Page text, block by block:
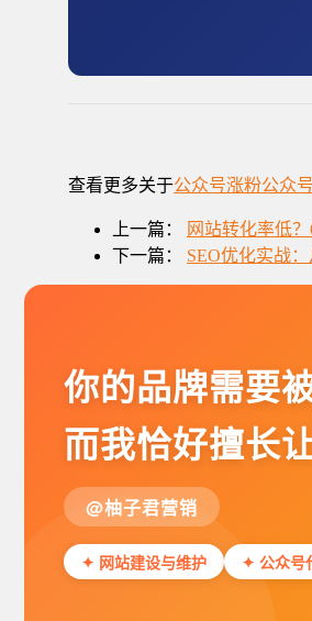
查看更多关于公众号涨粉公众
上一篇：
网站转化率低
下一篇： SEO优化实战
你的品牌需要
而我恰好擅长
@柚子君营销
✦ 网站建设与维护 ✦ 公众号